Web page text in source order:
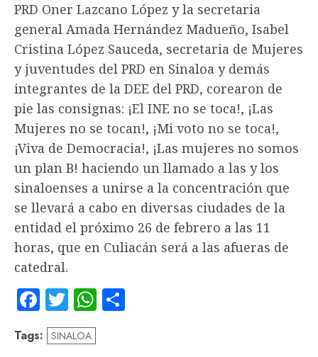
PRD Oner Lazcano López y la secretaria
general Amada Hernández Madueño, Isabel
Cristina López Sauceda, secretaria de Mujeres
y juventudes del PRD en Sinaloa y demás
integrantes de la DEE del PRD, corearon de
pie las consignas: ¡El INE no se toca!, ¡Las
Mujeres no se tocan!, ¡Mi voto no se toca!,
¡Viva de Democracia!, ¡Las mujeres no somos
un plan B! haciendo un llamado a las y los
sinaloenses a unirse a la concentración que
se llevará a cabo en diversas ciudades de la
entidad el próximo 26 de febrero a las 11
horas, que en Culiacán será a las afueras de
catedral.
Facebook
TwitterWhatsApp
Tags: SINALOA